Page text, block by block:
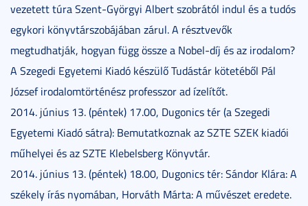
vezetett túra Szent-Györgyi Albert szobrától indul és a tudós
egykori könyvtárszobájában zárul. A résztvevők
megtudhatják, hogyan függ össze a Nobel-díj és az irodalom?
A Szegedi Egyetemi Kiadó készülő Tudástár kötetéből Pál
József irodalomtörténész professzor ad ízelítőt.
2014. június 13. (péntek) 17.00, Dugonics tér (a Szegedi
Egyetemi Kiadó sátra): Bemutatkoznak az SZTE SZEK kiadói
műhelyei és az SZTE Klebelsberg Könyvtár.
2014. június 13. (péntek) 18.00, Dugonics tér: Sándor Klára: A
székely írás nyomában, Horváth Márta: A művészet eredete.